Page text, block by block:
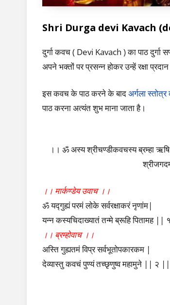
Shri Durga devi Kavach
दुर्गा कवच ( Devi Kavach ) का पाठ
अपने भक्तों पर प्रसन्न होकर उन्हें रक्षा
इस कवच के पाठ करने के बादअर्गला स्तोत्र
पाठ करना अत्यंत शुभ माना जाता है।
।। ॐ अस्य श्रीचण्डीकवचस्य ब्रम्हा
।। मार्कण्डेय उवाच ।।
ॐ यद्गुह्यं परमं लोके सर्वरक्षाकरं नृणांम|
यन्न कस्यचिदाख्यातं तन्मे ब्रूहि पितामह
।। ब्रम्होवाच ।।
अस्ति गुह्यतमं विप्र सर्वभूतोपकारकम |
देव्यास्तु कवचं पुण्यं तच्छृणुष्व महामुने || २ ||